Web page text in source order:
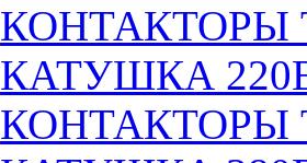
КОНТАКТОРЫ
КАТУШКА
КОНТАКТОРЫ